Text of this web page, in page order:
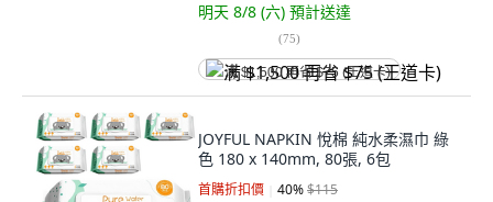
明天 8/8 (六) 預計送達
(75)
满 $1,500 再省 $75 (王道卡)
JOYFUL NAPKIN 悅棉 純水柔濕巾 綠
色 180 x 140mm, 80張, 6包
首購折扣價 40%$115